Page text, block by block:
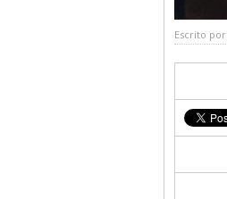
Escrito por